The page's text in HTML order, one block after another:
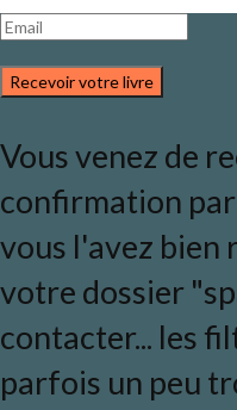
Recevoir votre livre
Vous venez de
confirmation
vous l'avez bien
votre dossier
contacter... les
parfois un peu